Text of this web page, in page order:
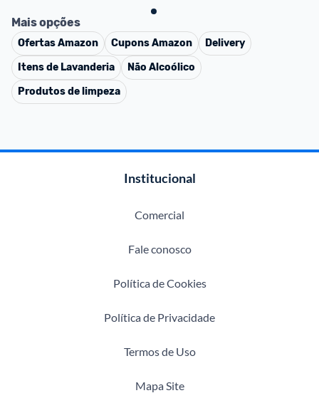
Mais opções
OfertasAmazon CuponsAmazon
Delivery
Itens de Lavanderia
Não Alcoólico
Produtos de limpeza
Institucional
Comercial
Fale conosco
Política de Cookies
Política de Privacidade
Termos de Uso
Mapa Site